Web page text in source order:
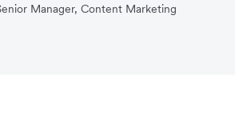
Manager, Content Marketing